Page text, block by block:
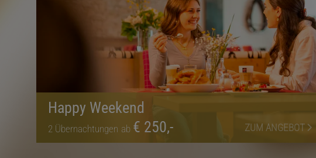
Happy Weekend
2 Übernachtungen ab € 250,- ZUM ANGEBOT